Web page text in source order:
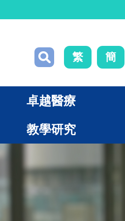
繁 簡
卓越醫療
教學研究